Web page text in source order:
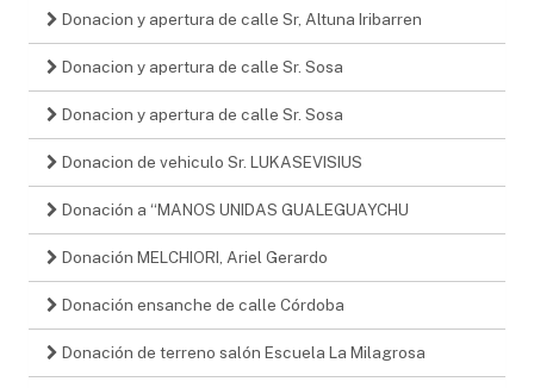
Donacion y apertura de calle Sr, Altuna Iribarren
Donacion y apertura de calle Sr. Sosa
Donacion y apertura de calle Sr. Sosa
Donacion de vehiculo Sr. LUKASEVISIUS
Donación a “MANOS UNIDAS GUALEGUAYCHU
Donación MELCHIORI, Ariel Gerardo
Donación ensanche de calle Córdoba
Donación de terreno salón Escuela La Milagrosa